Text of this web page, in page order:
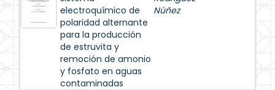
electroquímico de
polaridad alternante
para la producción
de estruvita y
remoción de amonio
y fosfato en aguas
contaminadas
Núñez